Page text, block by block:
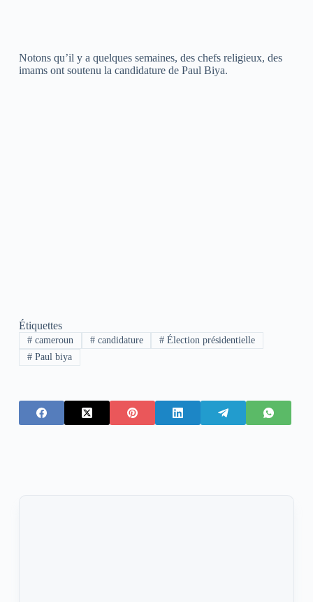
Notons qu’il y a quelques semaines, des chefs religieux, des
imams ont soutenu la candidature de Paul Biya.
Étiquettes
#cameroun #candidature # Élection présidentielle
#Paul biya